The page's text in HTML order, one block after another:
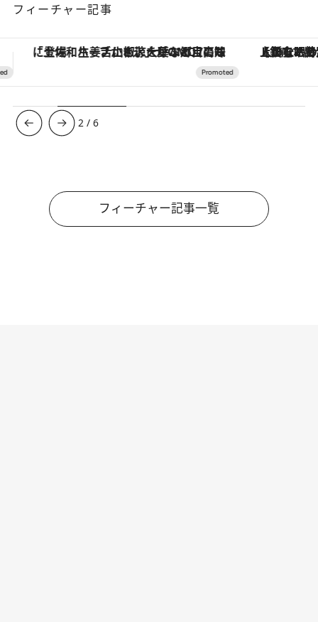
フィーチャー記事
【銀座で出合う最旬美容】美髪ケアや上質な眠り…セルフケアのアップデートから、特別な名入れギフトまで。大人のための「ReFa GINZA」クルーズ
3 /6
フィーチャー記事一覧